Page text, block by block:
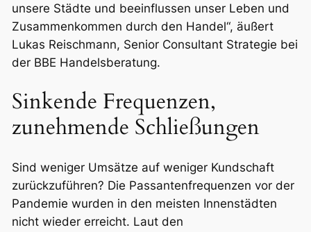
unsere Städte und beeinflussen unser Leben und
Zusammenkommen durch den Handel“, äußert
Lukas Reischmann, Senior Consultant Strategie bei
der BBE Handelsberatung.
Sinkende Frequenzen,
zunehmende Schließungen
Sind weniger Umsätze auf weniger Kundschaft
zurückzuführen? Die Passantenfrequenzen vor der
Pandemie wurden in den meisten Innenstädten
nicht wieder erreicht. Laut den